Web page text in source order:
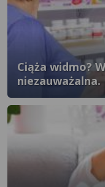
Ciąża widmo?
niezauważalna.